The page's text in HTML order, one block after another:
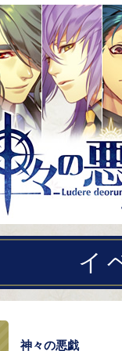
イ
神々の悪戯